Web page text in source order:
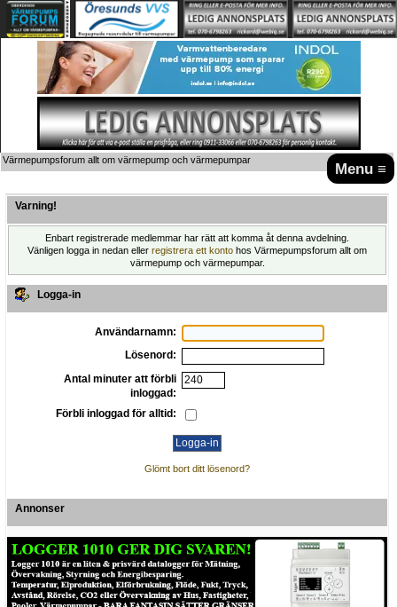
Menu ≡
Värmepumpsforum allt om värmepump och värmepumpar
Varning!
Enbart registrerade medlemmar har rätt att komma åt denna avdelning.
Vänligen logga in nedan eller registrera ett konto hos Värmepumpsforum allt om
värmepump och värmepumpar.
Logga-in
Användarnamn:
Lösenord:
Antal minuter att förbli
inloggad:
Förbli inloggad för alltid:
Glömt bort ditt lösenord?
Annonser